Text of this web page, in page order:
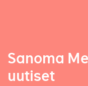
Sanoma
uutiset